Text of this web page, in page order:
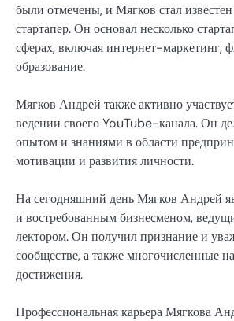
были отмечены, и Мягков стал
стартапер. Он основал несколько
сферах, включая интернет-маркетинг,
образование.
Мягков Андрей также активно
ведении своего YouTube-канала. Он
опытом и знаниями в области
мотивации и развития личности.
На сегодняшний день Мягков Андрей
и востребованным бизнесменом,
лектором. Он получил признание и
сообществе, а также многочисленные
достижения.
Профессиональная карьера Мягкова